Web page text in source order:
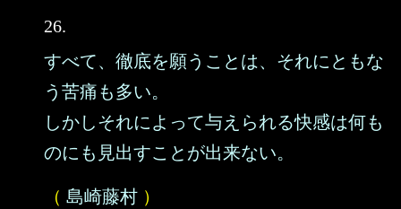
26.
すべて、徹底を願うことは、それにともな
う苦痛も多い。
しかしそれによって与えられる快感は何も
のにも見出すことが出来ない。
（ 島崎藤村 ）